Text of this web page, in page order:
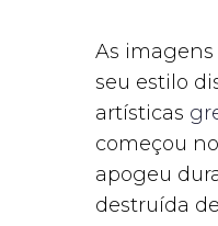
As
seu estilo
artísticas
começou no
apogeu
destruída